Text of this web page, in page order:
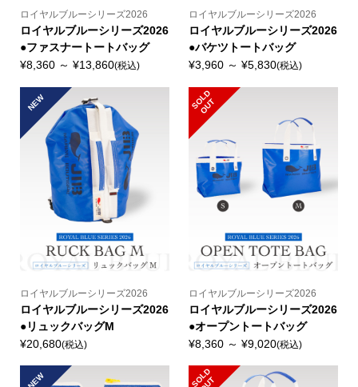
ロイヤルブルーシリーズ2026
ロイヤルブルーシリーズ2026
●ファスナートートバッグ
¥8,360 ～ ¥13,860(税込)
ロイヤルブルーシリーズ2026
ロイヤルブルーシリーズ2026
●バケツトートバッグ
¥3,960 ～ ¥5,830(税込)
NEW
ロイヤルブルーシリーズ2026
ロイヤルブルーシリーズ2026
●リュックバッグM
¥20,680(税込)
S
O
L
D
O
U
T
ロイヤルブルーシリーズ2026
ロイヤルブルーシリーズ2026
●オープントートバッグ
¥8,360 ～ ¥9,020(税込)
NEW S
L
D
O
U